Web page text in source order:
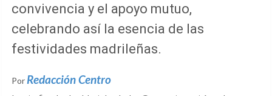
convivencia y el apoyo mutuo,
celebrando así la esencia de las
festividades madrileñas.
Por Redacción Centro